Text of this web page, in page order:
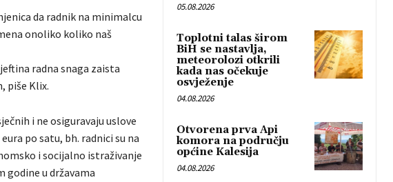
da radnik na minimalcu
onoliko koliko naš
radna snaga zaista
piše Klix.
i ne osiguravaju uslove
po satu, bh. radnici su na
i socijalno istraživanje
godine u državama
05.08.2026
Toplotni talas širom
BiH se nastavlja,
meteorolozi otkrili
kada nas očekuje
osvježenje
04.08.2026
Otvorena prva Api
komora na području
općine Kalesija
04.08.2026